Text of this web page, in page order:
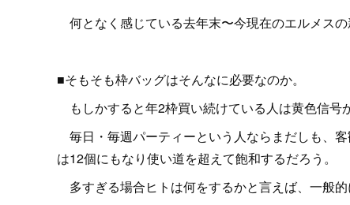
何となく感じている去年末〜今現在のエルメスの
■そもそも枠バッグはそんなに必要なのか。
もしかすると年2枠買い続けている人は黄色信号
毎日・毎週パーティーという人ならまだしも、
は12個にもなり使い道を超えて飽和するだろう。
多すぎる場合ヒトは何をするかと言えば、一般的